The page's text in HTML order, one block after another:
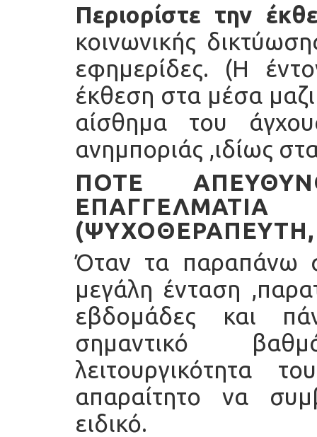
Περιορίστε την
κοινωνικής
εφημερίδες. (Η
έκθεση στα μέσα
αίσθημα του
ανημποριάς ,ιδίως
ΠΌΤΕ
(ΨΥΧΟΘΕΡΑΠΕΥΤΉ,
Όταν τα παραπάνω
μεγάλη ένταση
εβδομάδες και
σημαντικό
λειτουργικότητα
απαραίτητο να
ειδικό.